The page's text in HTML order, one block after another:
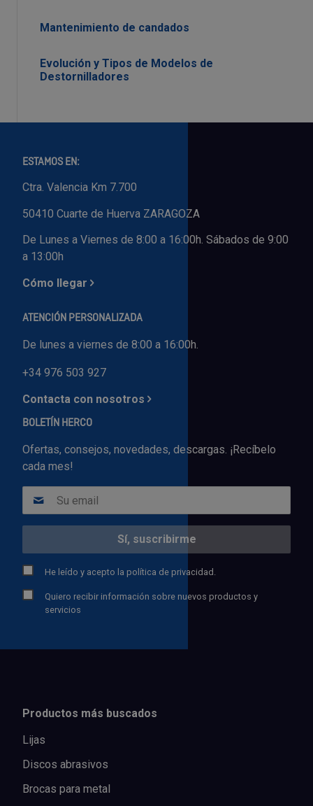
Mantenimiento de candados
Evolución y Tipos de Modelos de
Destornilladores
ESTAMOS EN:
Ctra. Valencia Km 7.700
50410 Cuarte de Huerva ZARAGOZA
De Lunes a Viernes de 8:00 a 16:00h. Sábados de 9:00
a 13:00h
Cómo llegar
ATENCIÓN PERSONALIZADA
De lunes a viernes de 8:00 a 16:00h.
+34 976 503 927
Contacta con nosotros
BOLETÍN HERCO
Ofertas, consejos, novedades, descargas. ¡Recíbelo
cada mes!
He leído y acepto la política de privacidad.
Quiero recibir información sobre nuevos productos y
servicios
Productos más buscados
Lijas
Discos abrasivos
Brocas para metal